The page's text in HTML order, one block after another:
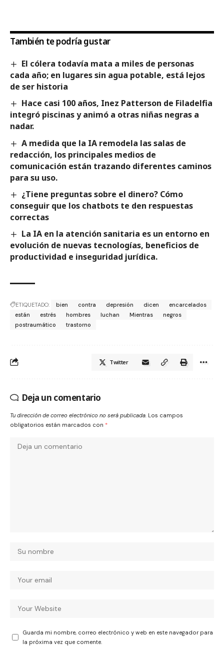
También te podría gustar
El cólera todavía mata a miles de personas
cada año; en lugares sin agua potable, está lejos
de ser historia
Hace casi 100 años, Inez Patterson de Filadelfia
integró piscinas y animó a otras niñas negras a
nadar.
A medida que la IA remodela las salas de
redacción, los principales medios de
comunicación están trazando diferentes caminos
para su uso.
¿Tiene preguntas sobre el dinero? Cómo
conseguir que los chatbots te den respuestas
correctas
La IA en la atención sanitaria es un entorno en
evolución de nuevas tecnologías, beneficios de
productividad e inseguridad jurídica.
ETIQUETADO: bien contra depresión dicen
encarcelados
están
estrés hombres luchan Mientras
negros
postraumático
trastorno
Twitter
Deja un comentario
Tu dirección de correo electrónico no será publicada. Los campos
obligatorios están marcados con *
Guarda mi nombre, correo electrónico y web en este navegador para
la próxima vez que comente.